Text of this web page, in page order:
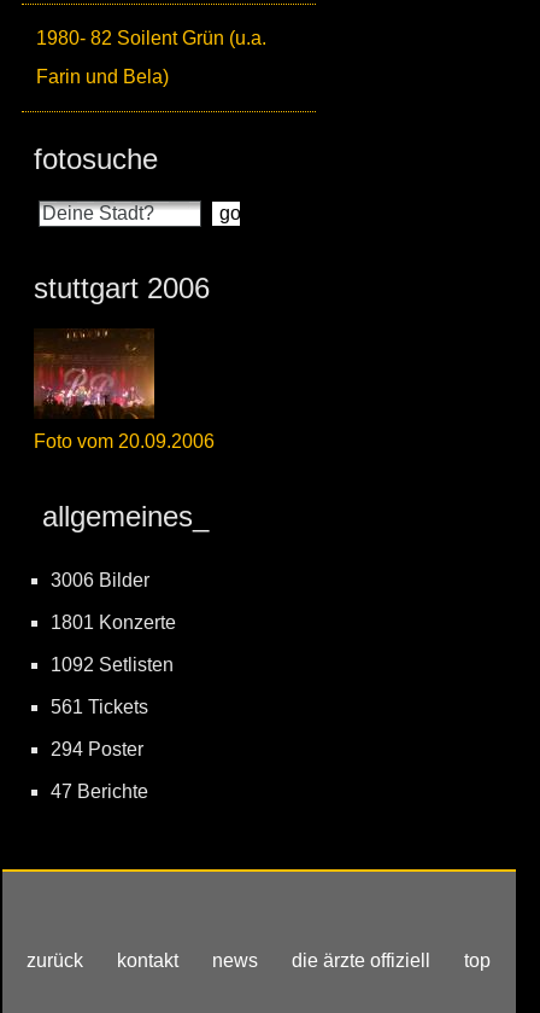
1980- 82 Soilent Grün (u.a.
Farin und Bela)
fotosuche
stuttgart 2006
Foto vom 20.09.2006
allgemeines_
3006 Bilder
1801 Konzerte
1092 Setlisten
561 Tickets
294 Poster
47 Berichte
zurück kontakt news die ärzte offiziell top